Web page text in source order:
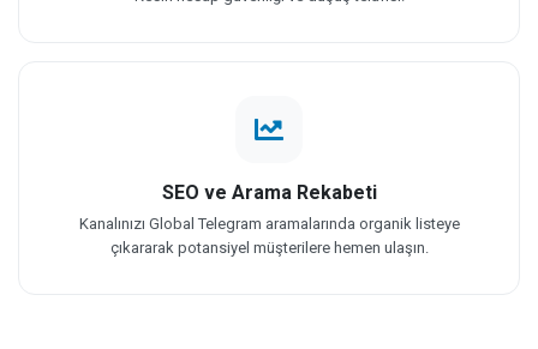
SEO ve Arama Rekabeti
Kanalınızı Global Telegram aramalarında organik listeye
çıkararak potansiyel müşterilere hemen ulaşın.